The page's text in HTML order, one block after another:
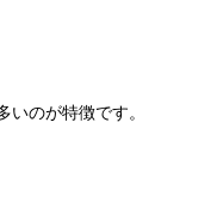
のが特徴です。